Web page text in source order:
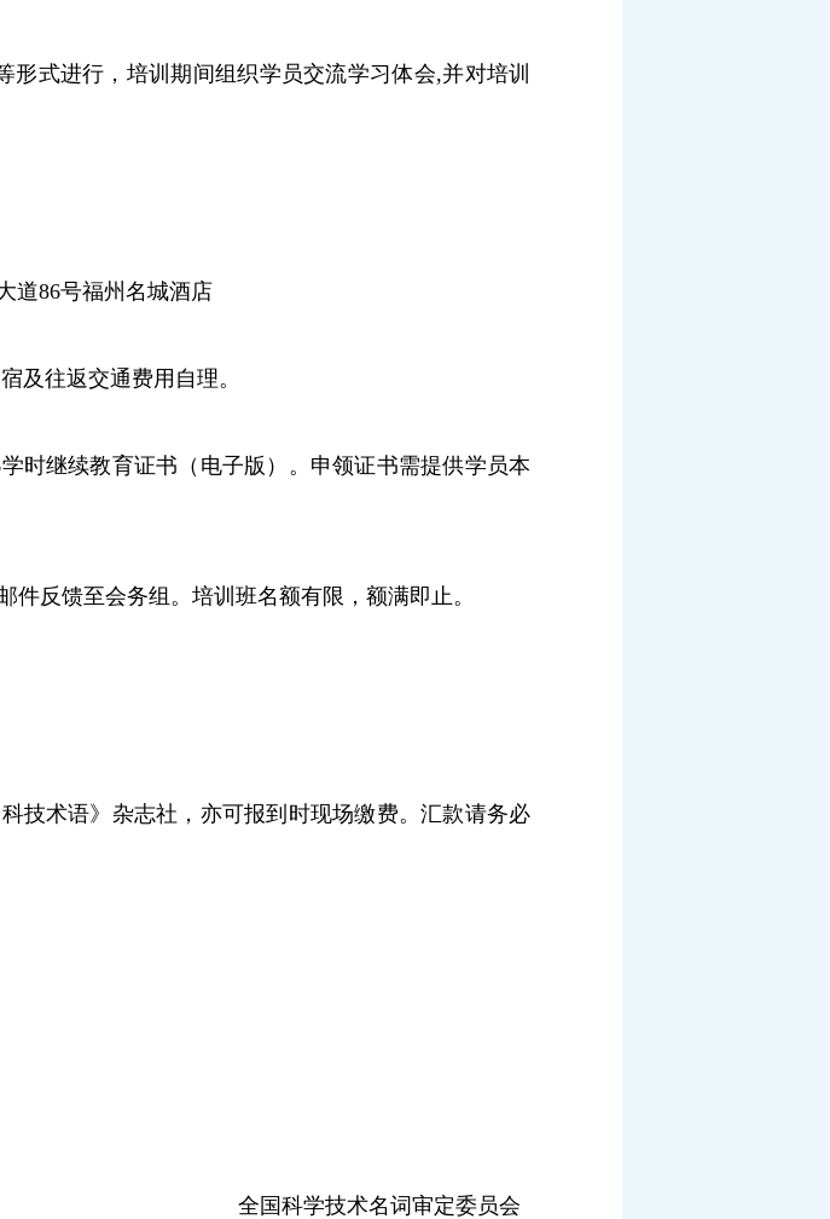
形式进行，培训期间组织学员交流学习体会,并对培训
道86号福州名城酒店
及往返交通费用自理。
学时继续教育证书（电子版）。申领证书需提供学员本
反馈至会务组。培训班名额有限，额满即止。
技术语》杂志社，亦可报到时现场缴费。汇款请务必
全国科学技术名词审定委员会